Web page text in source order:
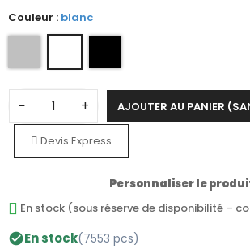
Couleur : blanc
− + AJOUTER AU PANIER
Devis Express
Personnaliser le
En stock (sous réserve de disponibilité –
check_circleEn stock(7553 pcs)